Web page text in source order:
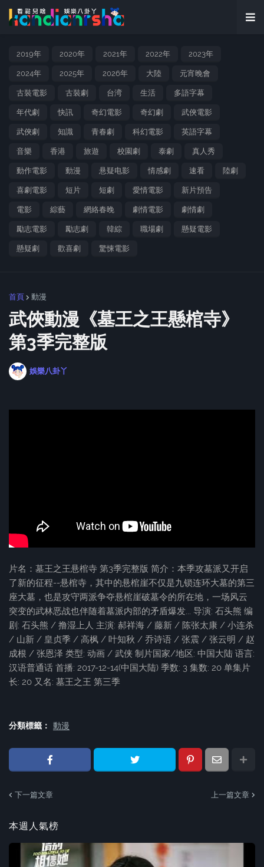
2019年 2020年 2021年 2022年 2023年
2024年 2025年 2026年 大陸 元宵晚會
古裝電影 古裝劇 台湾 生活 多語字幕
年代劇 快訊 奇幻電影 奇幻劇 武俠電影
武俠劇 知識 青春劇 科幻電影 英語字幕
音樂 香港 旅遊 校園劇 泰劇 真人秀
動作電影 動漫 悬疑电影 情感劇 速看 陸劇
喜劇電影 短片 短劇 愛情電影 新片預告
電影 綜藝 網絡春晚 劇情電影 劇情劇
勵志電影 勵志劇 韓綜 職場劇 懸疑電影
懸疑劇 歡喜劇 驚悚電影
首頁 動漫
武俠動漫《墓王之王懸棺寺》
第3季完整版
娛樂八卦丫
片名：墓王之王悬棺寺 第3季完整版 简介：本季攻墓派又开启
了新的征程--悬棺寺，其中的悬棺崖不仅是九锁连环大墓的第三
座大墓，也是攻守两派争夺悬棺崖破墓令的所在地，一场风云
突变的武林恶战也伴随着墓派内部的矛盾爆发... 导演: 石头熊 编
剧: 石头熊 / 撸湿上人 主演: 郝祥海 / 藤新 / 陈张太康 / 小连杀
/ 山新 / 皇贞季 / 高枫 / 叶知秋 / 乔诗语 / 张震 / 张云明 / 赵
成根 / 张恩泽 类型: 动画 / 武侠 制片国家/地区: 中国大陆 语言:
汉语普通话 首播: 2017-12-14(中国大陆) 季数: 3 集数: 20 单集片
长: 20 又名: 墓王之王 第三季
分類標籤： 動漫
下一篇文章 上一篇文章
本週人氣榜